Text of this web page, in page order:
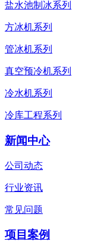
盐水池制冰系列
方冰机系列
管冰机系列
真空预冷机系列
冷水机系列
冷库工程系列
新闻中心
公司动态
行业资讯
常见问题
项目案例